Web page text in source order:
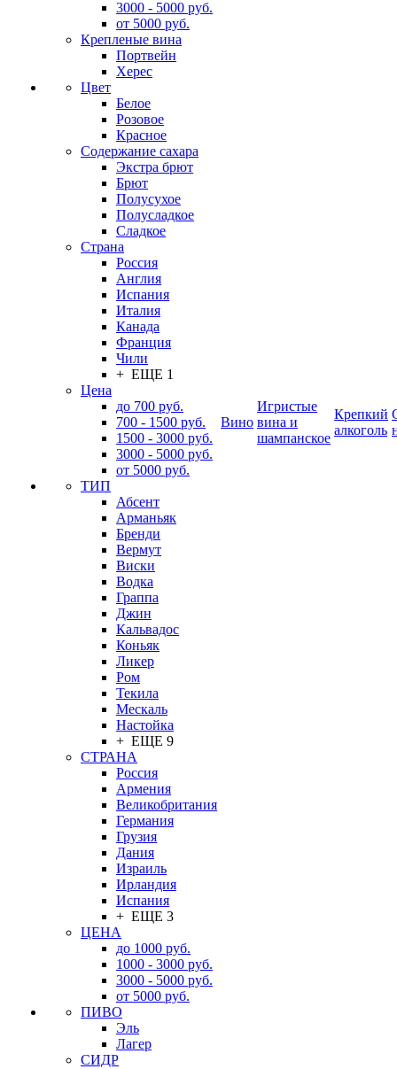
3000 - 5000 руб.
от 5000 руб.
Крепленые вина
Портвейн
Херес
Цвет
Белое
Розовое
Красное
Содержание сахара
Экстра брют
Брют
Полусухое
Полусладкое
Сладкое
Страна
Россия
Англия
Испания
Италия
Канада
Франция
Чили
+ ЕЩЕ 1
Цена
до 700 руб.
700 - 1500 руб.
1500 - 3000 руб.
3000 - 5000 руб.
от 5000 руб.
ТИП
Абсент
Арманьяк
Бренди
Вермут
Виски
Водка
Граппа
Джин
Кальвадос
Коньяк
Ликер
Ром
Текила
Мескаль
Настойка
+ ЕЩЕ 9
СТРАНА
Россия
Армения
Великобритания
Германия
Грузия
Дания
Израиль
Ирландия
Испания
+ ЕЩЕ 3
ЦЕНА
до 1000 руб.
1000 - 3000 руб.
3000 - 5000 руб.
от 5000 руб.
ПИВО
Эль
Лагер
СИДР
Вино
Игристые
вина и
шампанское
Крепкий
алкоголь